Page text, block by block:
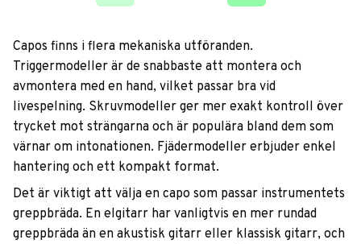
Capos finns i flera mekaniska utföranden.
Triggermodeller är de snabbaste att montera och
avmontera med en hand, vilket passar bra vid
livespelning. Skruvmodeller ger mer exakt kontroll över
trycket mot strängarna och är populära bland dem som
värnar om intonationen. Fjädermodeller erbjuder enkel
hantering och ett kompakt format.
Det är viktigt att välja en capo som passar instrumentets
greppbräda. En elgitarr har vanligtvis en mer rundad
greppbräda än en akustisk gitarr eller klassisk gitarr, och